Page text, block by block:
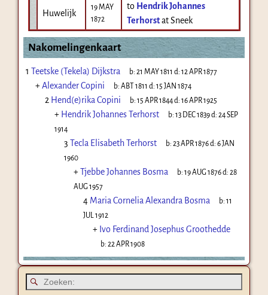
Huwelijk
19 MAY
1872
to Hendrik Johannes
Terhorst at Sneek
Nakomelingenkaart
1 Teetske (Tekela) Dijkstra b:21 MAY 1811 d:12 APR 1877
+Alexander Copini b:ABT 1811 d:15 JAN 1874
2 Hend(e)rika Copini b:15 APR 1844d:16 APR 1925
+ Hendrik Johannes Terhorst b:13 DEC 1839d:24 SEP
1914
3 Tecla Elisabeth Terhorst b:23 APR 1876d:6 JAN
1960
+Tjebbe Johannes Bosma b:19 AUG 1876d:28
AUG 1957
4 Maria Cornelia Alexandra Bosma b:11
JUL 1912
+ Ivo Ferdinand Josephus Groothedde
b:22 APR 1908